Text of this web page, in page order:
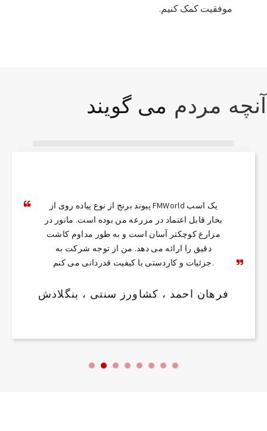
موفقیت کمک کنیم.
آنچه مردم می گویند
پیوند برنج از نوع پیاده روی از FMWorld یک اسب
بخار قابل اعتماد در مزرعه من بوده است. مانور در
مزارع کوچکتر آسان است و به طور مداوم کاشت
دقیق را ارائه می دهد. من از توجه شرکت به
جزئیات و کاردستی با کیفیت قدردانی می کنم.
فرهان احمد ، کشاورز سنتی ، بنگلادش